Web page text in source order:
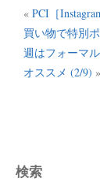
« PCI［
買い物で特別
週はフォーマ
オススメ (2/9) »
検索